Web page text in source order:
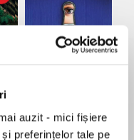
auzit - mici fișiere
preferințelor tale pe